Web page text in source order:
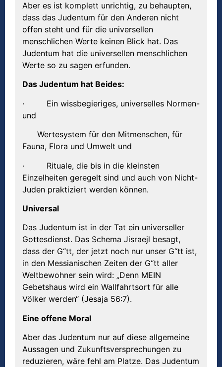
Aber es ist komplett unrichtig, zu behaupten,
dass das Judentum für den Anderen nicht
offen steht und für die universellen
menschlichen Werte keinen Blick hat. Das
Judentum hat die universellen menschlichen
Werte so zu sagen erfunden.
Das Judentum hat Beides:
· Ein wissbegieriges, universelles Normen-
und
Wertesystem für den Mitmenschen, für
Fauna, Flora und Umwelt und
· Rituale, die bis in die kleinsten
Einzelheiten geregelt sind und auch von Nicht-
Juden praktiziert werden können.
Universal
Das Judentum ist in der Tat ein universeller
Gottesdienst. Das Schema Jisraejl besagt,
dass der G“tt, der jetzt noch nur unser G“tt ist,
in den Messianischen Zeiten der G“tt aller
Weltbewohner sein wird: „Denn MEIN
Gebetshaus wird ein Wallfahrtsort für alle
Völker werden“ (Jesaja 56:7).
Eine offene Moral
Aber das Judentum nur auf diese allgemeine
Aussagen und Zukunftsversprechungen zu
reduzieren, wäre fehl am Platze. Das Judentum